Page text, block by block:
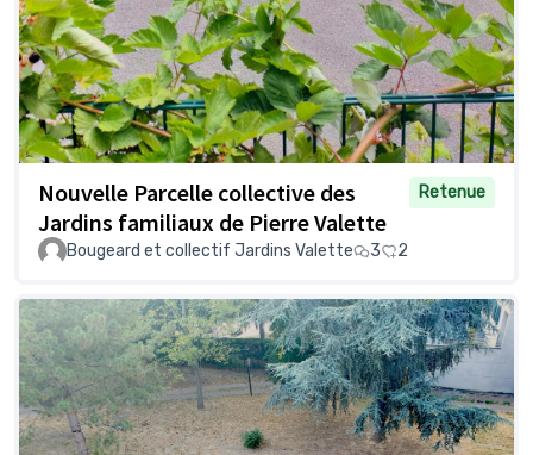
Nouvelle Parcelle collective des
Jardins familiaux de Pierre Valette
Retenue
Bougeard et collectif Jardins Valette 3 2